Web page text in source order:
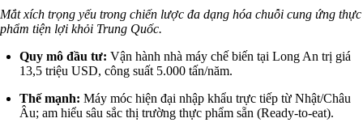
Mắt xích trọng yếu trong chiến lược đa dạng hóa chuỗi cung ứng thực
phẩm tiện lợi khỏi Trung Quốc.
Quy mô đầu tư: Vận hành nhà máy chế biến tại Long An trị giá
13,5 triệu USD, công suất 5.000 tấn/năm.
Thế mạnh: Máy móc hiện đại nhập khẩu trực tiếp từ Nhật/Châu
Âu; am hiểu sâu sắc thị trường thực phẩm sẵn (Ready-to-eat).